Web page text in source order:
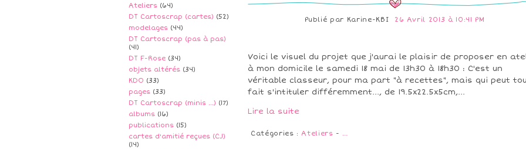
Ateliers (64)
DT Cartoscrap (cartes) (52)
modelages (44)
DT Cartoscrap (pas à pas)
(41)
DT F-Rose (34)
objets altérés (34)
KDO (33)
pages (33)
DT Cartoscrap (minis ...) (17)
albums (16)
publications (15)
cartes d'amitié reçues (CJ)
(14)
Publié par Karine-KBI 26 Avril 2013 à 10:41 PM
Voici le visuel du projet que j'aurai le plaisir de proposer en
à mon domicile le samedi 18 mai de 13h30 à 18h30 : C'est un
véritable classeur, pour ma part "à recettes", mais qui peut
fait s'intituler différemment..., de 19.5x22.5x5cm,...
Lire la suite
Catégories :Ateliers - …